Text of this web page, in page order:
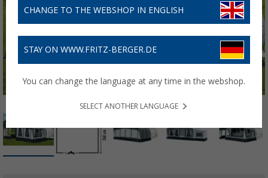
CHANGE TO THE WEBSHOP IN ENGLISH
STAY ON WWW.FRITZ-BERGER.DE
You can change the language at any time in the webshop.
SELECT ANOTHER LANGUAGE